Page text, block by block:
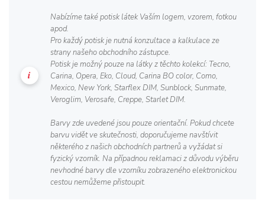
Nabízíme také potisk látek Vaším logem, vzorem, fotkou
apod.
Pro každý potisk je nutná konzultace a kalkulace ze
strany našeho obchodního zástupce.
Potisk je možný pouze na látky z těchto kolekcí: Tecno,
Carina, Opera, Eko, Cloud, Carina BO color, Como,
Mexico, New York, Starflex DIM, Sunblock, Sunmate,
Veroglim, Verosafe, Creppe, Starlet DIM.
Barvy zde uvedené jsou pouze orientační. Pokud chcete
barvu vidět ve skutečnosti, doporučujeme navštívit
některého z našich obchodních partnerů a vyžádat si
fyzický vzorník. Na případnou reklamaci z důvodu výběru
nevhodné barvy dle vzorníku zobrazeného elektronickou
cestou nemůžeme přistoupit.